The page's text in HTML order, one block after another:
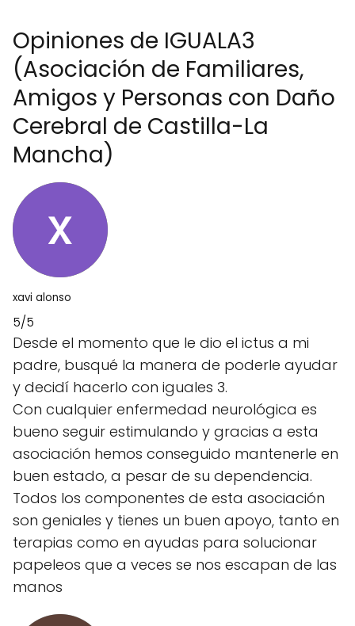
Opiniones de IGUALA3
(Asociación de Familiares,
Amigos y Personas con Daño
Cerebral de Castilla-La
Mancha)
xavi alonso
5/5
Desde el momento que le dio el ictus a mi
padre, busqué la manera de poderle ayudar
y decidí hacerlo con iguales 3.
Con cualquier enfermedad neurológica es
bueno seguir estimulando y gracias a esta
asociación hemos conseguido mantenerle en
buen estado, a pesar de su dependencia.
Todos los componentes de esta asociación
son geniales y tienes un buen apoyo, tanto en
terapias como en ayudas para solucionar
papeleos que a veces se nos escapan de las
manos